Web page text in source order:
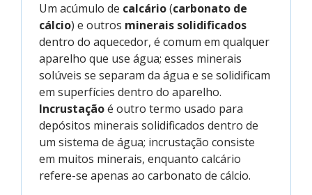
Um acúmulo de calcário(carbonato de
cálcio) e outros minerais solidificados
dentro do aquecedor, é comum em qualquer
aparelho que use água; esses minerais
solúveis se separam da água e se solidificam
em superfícies dentro do aparelho.
Incrustaçãoé outro termo usado para
depósitos minerais solidificados dentro de
um sistema de água; incrustação consiste
em muitos minerais, enquanto calcário
refere-se apenas ao carbonato de cálcio.